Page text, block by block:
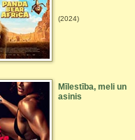
(2024)
Mīlestība, meli un
asinis